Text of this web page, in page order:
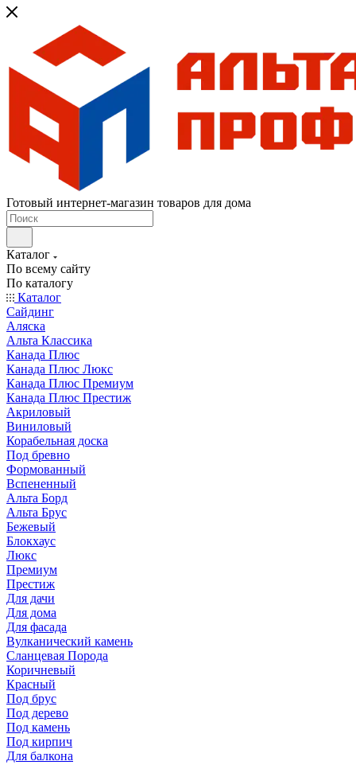
Готовый интернет-магазин товаров для дома
Каталог
По всему сайту
По каталогу
Каталог
Сайдинг
Аляска
Альта Классика
Канада Плюс
Канада Плюс Люкс
Канада Плюс Премиум
Канада Плюс Престиж
Акриловый
Виниловый
Корабельная доска
Под бревно
Формованный
Вспененный
Альта Борд
Альта Брус
Бежевый
Блокхаус
Люкс
Премиум
Престиж
Для дачи
Для дома
Для фасада
Вулканический камень
Сланцевая Порода
Коричневый
Красный
Под брус
Под дерево
Под камень
Под кирпич
Для балкона